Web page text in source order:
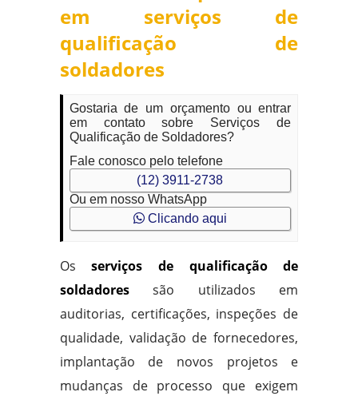
em serviços de
qualificação de
soldadores
Gostaria de um orçamento ou entrar
em contato sobre Serviços de
Qualificação de Soldadores?
Fale conosco pelo telefone
(12) 3911-2738
Ou em nosso WhatsApp
Clicando aqui
Osserviços de qualificação de
soldadoressão utilizados em
auditorias, certificações, inspeções de
qualidade, validação de fornecedores,
implantação de novos projetos e
mudanças de processo que exigem